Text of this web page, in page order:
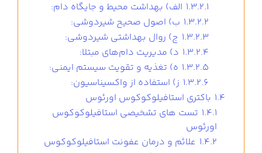
1.3.2.1 الف) بهداشت محیط و جایگاه دام:
1.3.2.2 ب) اصول صحیح شیردوشی:
1.3.2.3 ج) روال بهداشتی شیردوشی:
1.3.2.4 د) مدیریت دام‌های مبتلا:
1.3.2.5 ه) تغذیه و تقویت سیستم ایمنی:
1.3.2.6 ز) استفاده از واکسیناسیون:
1.4 باکتری استافیلوکوکوس اورئوس
1.4.1 تست های تشخیصی استافیلوکوکوس
اورئوس
1.4.2 علائم و درمان عفونت استافیلوکوکوس